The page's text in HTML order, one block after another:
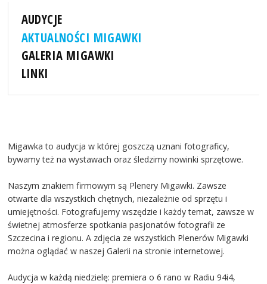
AUDYCJE
AKTUALNOŚCI MIGAWKI
GALERIA MIGAWKI
LINKI
Migawka to audycja w której goszczą uznani fotograficy,
bywamy też na wystawach oraz śledzimy nowinki sprzętowe.
Naszym znakiem firmowym są Plenery Migawki. Zawsze
otwarte dla wszystkich chętnych, niezależnie od sprzętu i
umiejętności. Fotografujemy wszędzie i każdy temat, zawsze w
świetnej atmosferze spotkania pasjonatów fotografii ze
Szczecina i regionu. A zdjęcia ze wszystkich Plenerów Migawki
można oglądać w naszej Galerii na stronie internetowej.
Audycja w każdą niedzielę: premiera o 6 rano w Radiu 94i4,